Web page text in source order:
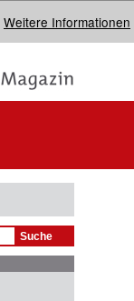
Weitere Informationen